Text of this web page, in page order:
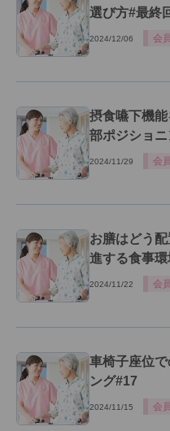
選び方#最終
2024/12/06 会
摂食嚥下機
部ポジショ
2024/11/29 会
お膳はどう
進する食事
2024/11/22 会
車椅子座位
ング#17
2024/11/15 会